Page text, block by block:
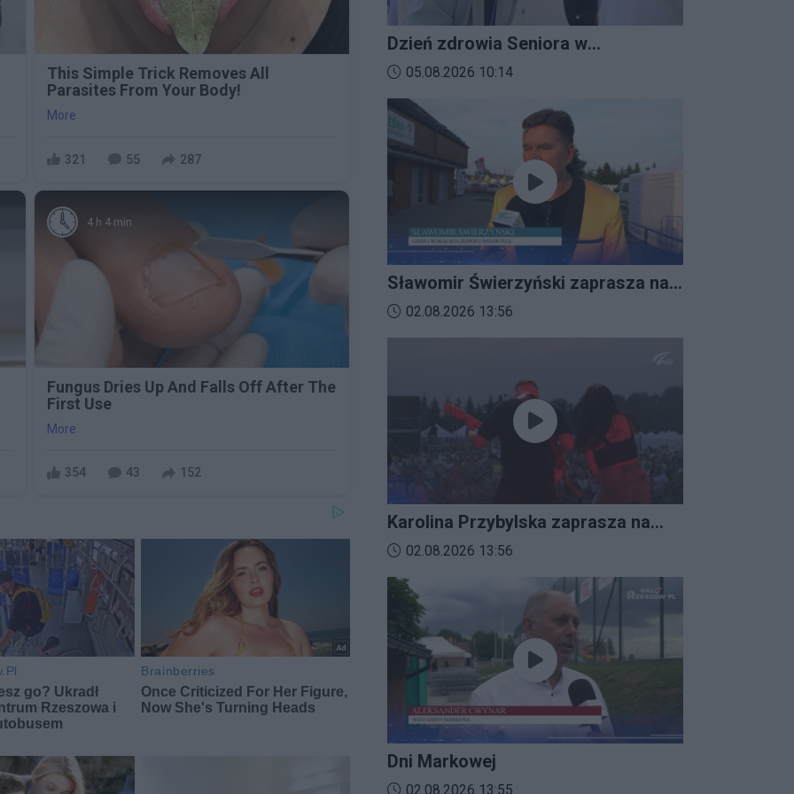
This Simple Trick Removes All
Parasites From Your Body!
More
321 55 287
4 h 4 min
Fungus Dries Up And Falls Off After The
First Use
More
354 43 152
Dzień zdrowia Seniora w
Bratkowicach
Data dodania materiału wideo:
05.08.2026 10:14
Sławomir Świerzyński zaprasza na
Imprezalia 2026
Data dodania materiału wideo:
02.08.2026 13:56
Karolina Przybylska zaprasza na
Imprezalia 2026
Data dodania materiału wideo:
02.08.2026 13:56
Dni Markowej
Data dodania materiału wideo:
02.08.2026 13:55